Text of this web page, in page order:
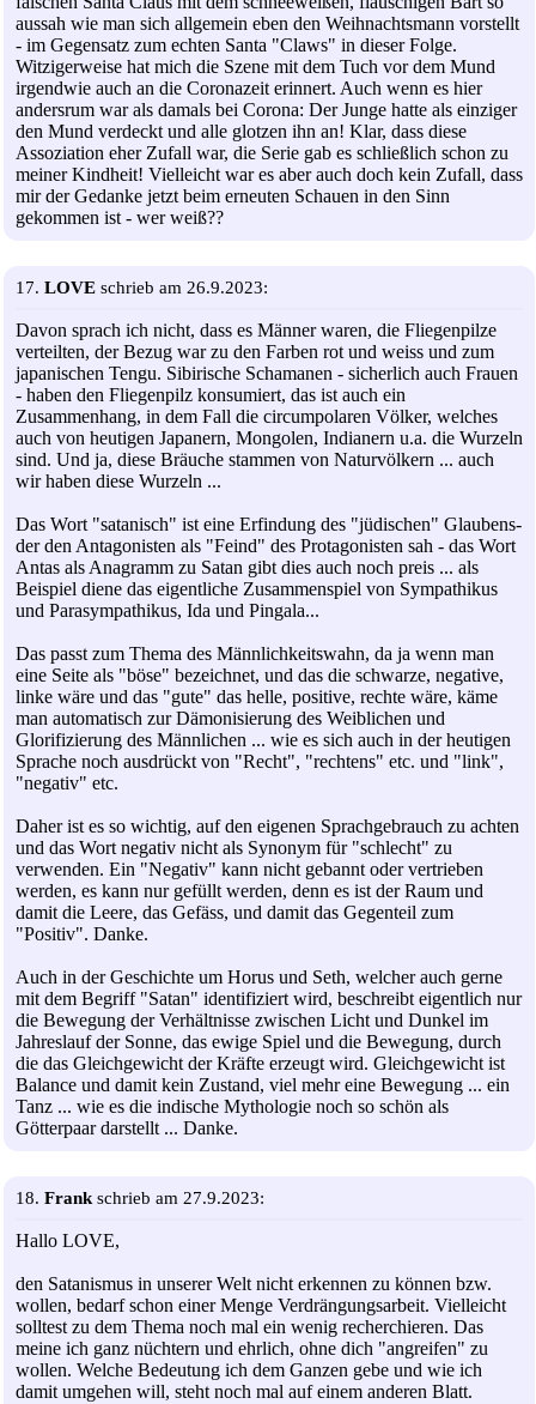
aussah wie man sich allgemein eben den Weihnachtsmann vorstellt
- im Gegensatz zum echten Santa "Claws" in dieser Folge.
Witzigerweise hat mich die Szene mit dem Tuch vor dem Mund
irgendwie auch an die Coronazeit erinnert. Auch wenn es hier
andersrum war als damals bei Corona: Der Junge hatte als einziger
den Mund verdeckt und alle glotzen ihn an! Klar, dass diese
Assoziation eher Zufall war, die Serie gab es schließlich schon zu
meiner Kindheit! Vielleicht war es aber auch doch kein Zufall, dass
mir der Gedanke jetzt beim erneuten Schauen in den Sinn
gekommen ist - wer weiß??
17. LOVE schrieb am 26.9.2023:
Davon sprach ich nicht, dass es Männer waren, die Fliegenpilze
verteilten, der Bezug war zu den Farben rot und weiss und zum
japanischen Tengu. Sibirische Schamanen - sicherlich auch Frauen
- haben den Fliegenpilz konsumiert, das ist auch ein
Zusammenhang, in dem Fall die circumpolaren Völker, welches
auch von heutigen Japanern, Mongolen, Indianern u.a. die Wurzeln
sind. Und ja, diese Bräuche stammen von Naturvölkern ... auch
wir haben diese Wurzeln ...
Das Wort "satanisch" ist eine Erfindung des "jüdischen" Glaubens-
der den Antagonisten als "Feind" des Protagonisten sah - das Wort
Antas als Anagramm zu Satan gibt dies auch noch preis ... als
Beispiel diene das eigentliche Zusammenspiel von Sympathikus
und Parasympathikus, Ida und Pingala...
Das passt zum Thema des Männlichkeitswahn, da ja wenn man
eine Seite als "böse" bezeichnet, und das die schwarze, negative,
linke wäre und das "gute" das helle, positive, rechte wäre, käme
man automatisch zur Dämonisierung des Weiblichen und
Glorifizierung des Männlichen ... wie es sich auch in der heutigen
Sprache noch ausdrückt von "Recht", "rechtens" etc. und "link",
"negativ" etc.
Daher ist es so wichtig, auf den eigenen Sprachgebrauch zu achten
und das Wort negativ nicht als Synonym für "schlecht" zu
verwenden. Ein "Negativ" kann nicht gebannt oder vertrieben
werden, es kann nur gefüllt werden, denn es ist der Raum und
damit die Leere, das Gefäss, und damit das Gegenteil zum
"Positiv". Danke.
Auch in der Geschichte um Horus und Seth, welcher auch gerne
mit dem Begriff "Satan" identifiziert wird, beschreibt eigentlich nur
die Bewegung der Verhältnisse zwischen Licht und Dunkel im
Jahreslauf der Sonne, das ewige Spiel und die Bewegung, durch
die das Gleichgewicht der Kräfte erzeugt wird. Gleichgewicht ist
Balance und damit kein Zustand, viel mehr eine Bewegung ... ein
Tanz ... wie es die indische Mythologie noch so schön als
Götterpaar darstellt ... Danke.
18. Frankschrieb am 27.9.2023:
Hallo LOVE,
den Satanismus in unserer Welt nicht erkennen zu können bzw.
wollen, bedarf schon einer Menge Verdrängungsarbeit. Vielleicht
solltest zu dem Thema noch mal ein wenig recherchieren. Das
meine ich ganz nüchtern und ehrlich, ohne dich "angreifen" zu
wollen. Welche Bedeutung ich dem Ganzen gebe und wie ich
damit umgehen will, steht noch mal auf einem anderen Blatt.